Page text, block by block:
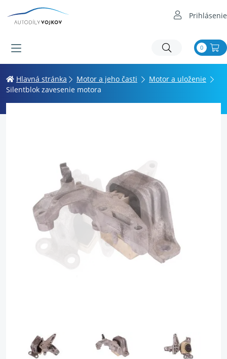
Prihlásenie
0
Hlavná stránka Motor a jeho časti
Motor a uloženie
Silentblok zavesenie motora